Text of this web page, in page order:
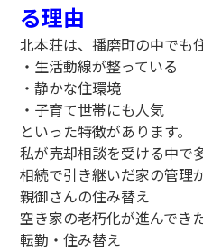
る理由
北本荘は、播磨町の中でも
・生活動線が整っている
・静かな住環境
・子育て世帯にも人気
といった特徴があります。
私が売却相談を受ける中で
相続で引き継いだ家の管理
親御さんの住み替え
空き家の老朽化が進んでき
転勤・住み替え